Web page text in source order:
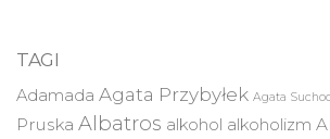
TAGI
Adamada Agata Przybyłek Agata
Pruska Albatros alkohol alkoholizm